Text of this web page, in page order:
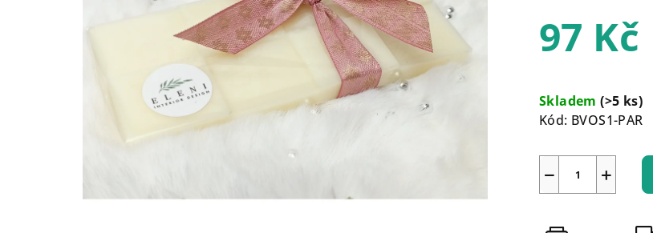
97 Kč
cena:
Skladem(>5 ks)
Kód: BVOS1-PAR
+
−